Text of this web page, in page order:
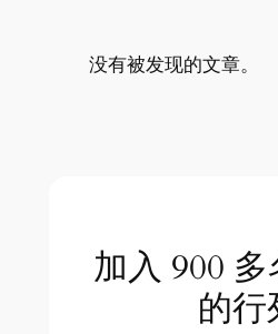
没有被发现的文章。
加入 900
的行